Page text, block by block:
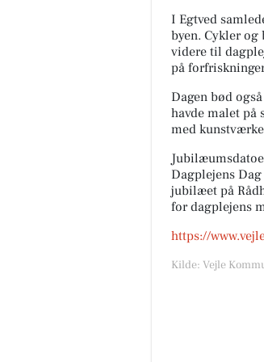
I Egtved
byen. Cykler
videre til
på
Dagen bød
havde malet
med
Dagplejens
jubilæet på
for dagplejens
https://
Kilde: Vejle